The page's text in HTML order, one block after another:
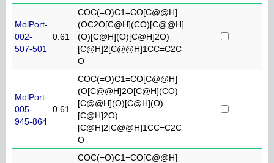
MolPort-
002-
507-501
0.61
COC(=O)C1=CO[C@@H]
(OC2O[C@H](CO)[C@@H]
(O)[C@H](O)[C@H]2O)
[C@H]2[C@@H]1CC=C2C
O
MolPort-
005-
945-864
0.61
COC(=O)C1=CO[C@@H]
(O[C@@H]2O[C@H](CO)
[C@@H](O)[C@H](O)
[C@H]2O)
[C@H]2[C@@H]1CC=C2C
O
COC(=O)C1=CO[C@@H]